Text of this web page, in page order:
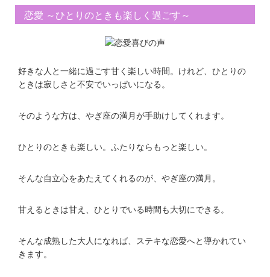
恋愛 ～ひとりのときも楽しく過ごす～
好きな人と一緒に過ごす甘く楽しい時間。けれど、ひとりの
ときは寂しさと不安でいっぱいになる。
そのような方は、やぎ座の満月が手助けしてくれます。
ひとりのときも楽しい。ふたりならもっと楽しい。
そんな自立心をあたえてくれるのが、やぎ座の満月。
甘えるときは甘え、ひとりでいる時間も大切にできる。
そんな成熟した大人になれば、ステキな恋愛へと導かれてい
きます。